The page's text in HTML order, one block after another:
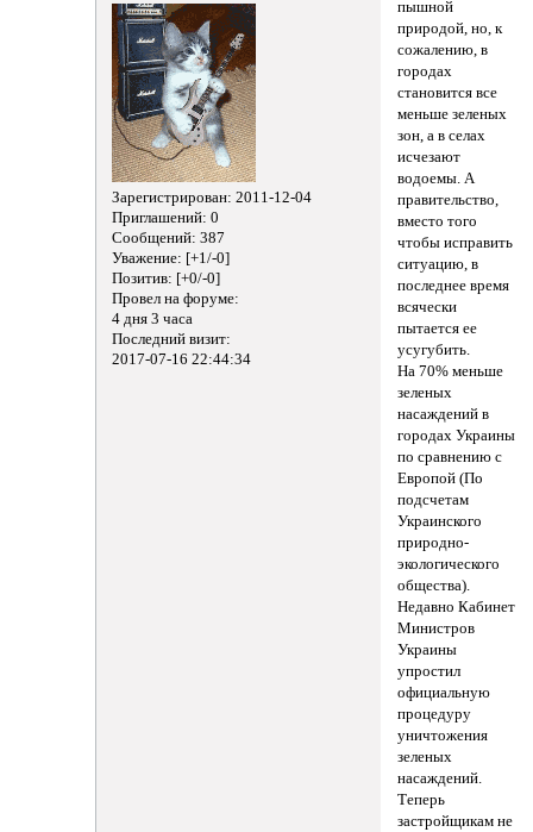
Зарегистрирован: 2011-12-04
Приглашений: 0
Сообщений: 387
Уважение: [+1/-0]
Позитив: [+0/-0]
Провел на форуме:
4 дня 3 часа
Последний визит:
2017-07-16 22:44:34
пышной
природой, но, к
сожалению, в
городах
становится все
меньше зеленых
зон, а в селах
исчезают
водоемы. А
правительство,
вместо того
чтобы исправить
ситуацию, в
последнее время
всячески
пытается ее
усугубить.
На 70% меньше
зеленых
насаждений в
городах Украины
по сравнению с
Европой (По
подсчетам
Украинского
природно-
экологического
общества).
Недавно Кабинет
Министров
Украины
упростил
официальную
процедуру
уничтожения
зеленых
насаждений.
Теперь
застройщикам не